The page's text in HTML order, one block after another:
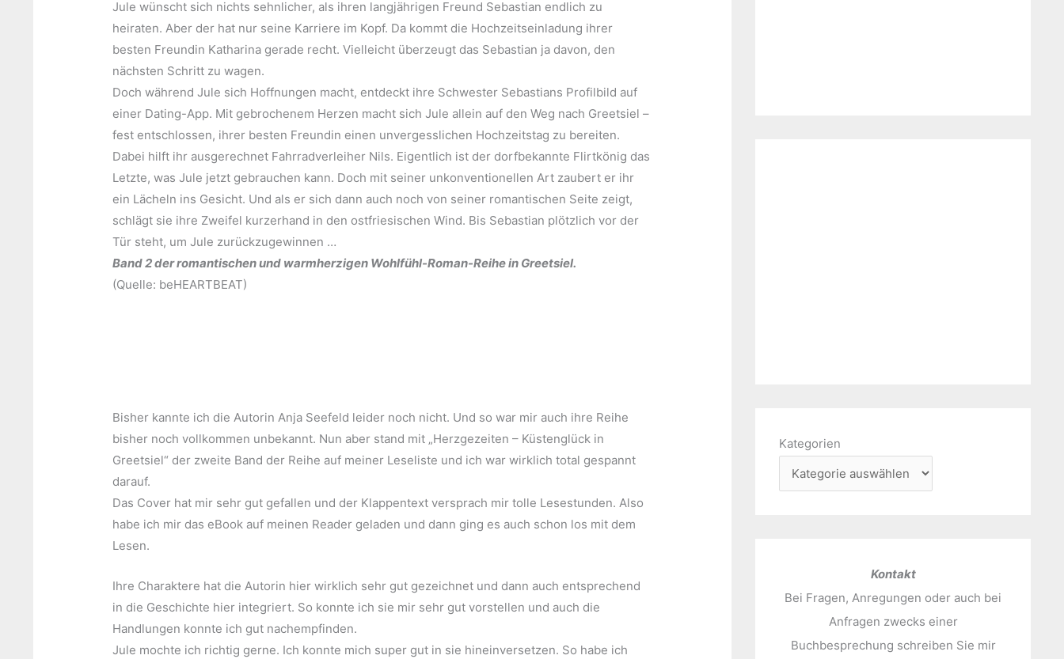
Jule wünscht sich nichts sehnlicher, als ihren langjährigen Freund Sebastian endlich zu
heiraten. Aber der hat nur seine Karriere im Kopf. Da kommt die Hochzeitseinladung ihrer
besten Freundin Katharina gerade recht. Vielleicht überzeugt das Sebastian ja davon, den
nächsten Schritt zu wagen.
Doch während Jule sich Hoffnungen macht, entdeckt ihre Schwester Sebastians Profilbild auf
einer Dating-App. Mit gebrochenem Herzen macht sich Jule allein auf den Weg nach Greetsiel –
fest entschlossen, ihrer besten Freundin einen unvergesslichen Hochzeitstag zu bereiten.
Dabei hilft ihr ausgerechnet Fahrradverleiher Nils. Eigentlich ist der dorfbekannte Flirtkönig das
Letzte, was Jule jetzt gebrauchen kann. Doch mit seiner unkonventionellen Art zaubert er ihr
ein Lächeln ins Gesicht. Und als er sich dann auch noch von seiner romantischen Seite zeigt,
schlägt sie ihre Zweifel kurzerhand in den ostfriesischen Wind. Bis Sebastian plötzlich vor der
Tür steht, um Jule zurückzugewinnen …
Band 2 der romantischen und warmherzigen Wohlfühl-Roman-Reihe in Greetsiel.
(Quelle: beHEARTBEAT)
Bisher kannte ich die Autorin Anja Seefeld leider noch nicht. Und so war mir auch ihre Reihe
bisher noch vollkommen unbekannt. Nun aber stand mit „Herzgezeiten – Küstenglück in
Greetsiel“ der zweite Band der Reihe auf meiner Leseliste und ich war wirklich total gespannt
darauf.
Das Cover hat mir sehr gut gefallen und der Klappentext versprach mir tolle Lesestunden. Also
habe ich mir das eBook auf meinen Reader geladen und dann ging es auch schon los mit dem
Lesen.
Ihre Charaktere hat die Autorin hier wirklich sehr gut gezeichnet und dann auch entsprechend
in die Geschichte hier integriert. So konnte ich sie mir sehr gut vorstellen und auch die
Handlungen konnte ich gut nachempfinden.
Jule mochte ich richtig gerne. Ich konnte mich super gut in sie hineinversetzen. So habe ich
Kategorien
Kontakt
Bei Fragen, Anregungen oder auch bei
Anfragen zwecks einer
Buchbesprechung schreiben Sie mir